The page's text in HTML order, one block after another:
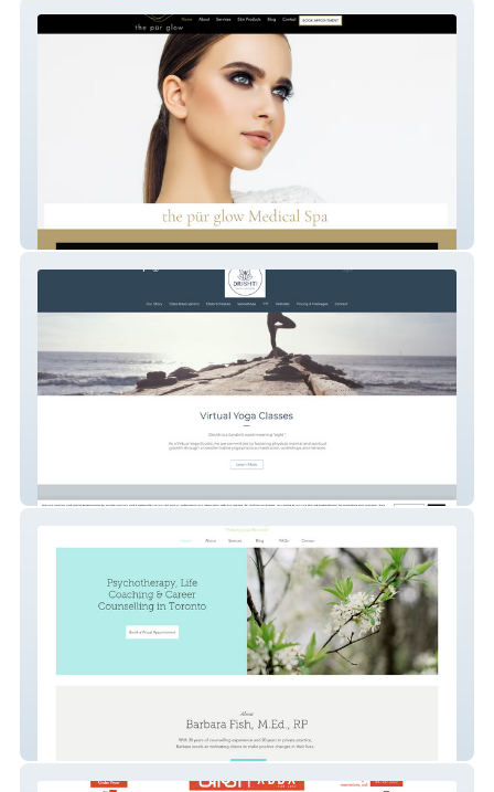
Med Spa
Yoga Studio